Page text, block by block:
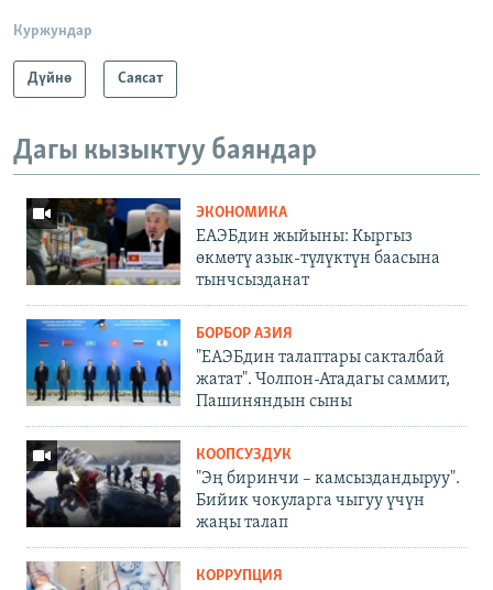
Куржундар
Дүйнө Саясат
Дагы кызыктуу баяндар
ЭКОНОМИКА
ЕАЭБдин жыйыны: Кыргыз
өкмөтү азык-түлүктүн баасына
тынчсызданат
БОРБОР АЗИЯ
"ЕАЭБдин талаптары сакталбай
жатат". Чолпон-Атадагы саммит,
Пашиняндын сыны
КООПСУЗДУК
"Эң биринчи – камсыздандыруу".
Бийик чокуларга чыгуу үчүн
жаңы талап
КОРРУПЦИЯ